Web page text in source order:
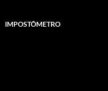
IMPOSTÔMETRO